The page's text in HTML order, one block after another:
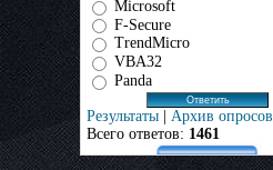
Microsoft
F-Secure
TrendMicro
VBA32
Panda
Результаты | Архив опросов
Всего ответов: 1461